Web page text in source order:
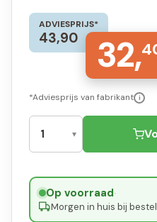
ADVIESPRIJS*
43,90 32,
*Adviesprijs van fabrikant i
Op voorraad·
Morgen in huis bij